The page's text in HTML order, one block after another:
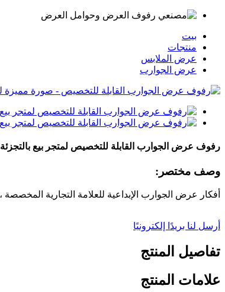
بيت
منتجات
عرض الملابس
عرض الجوارب
رفوف عرض الجوارب القابلة للتخصيص لمتجر بيع
وصف مختصر:
أفكار عرض الجوارب الإبداعية للعلامة التجارية
أرسل لنا بريدًا إلكترونيًا
تفاصيل المنتج
علامات المنتج